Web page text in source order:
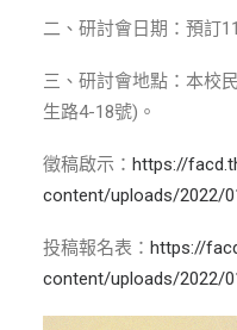
二、研討會日期：預訂
三、研討會地點：本校
生路4-18號)。
徵稿啟示： https://
content/uploads/2022/
投稿報名表： https://
content/uploads/2022/